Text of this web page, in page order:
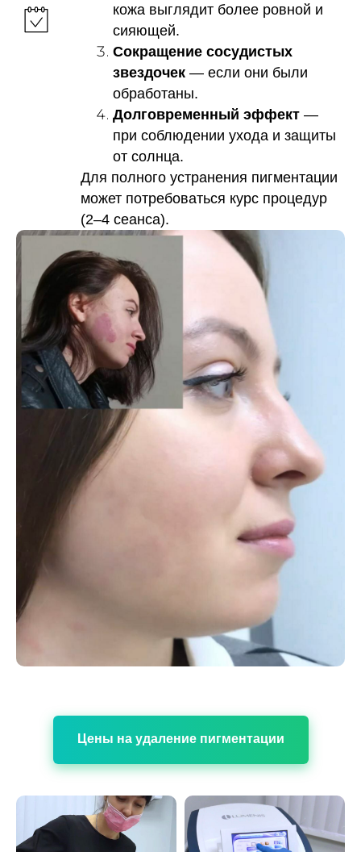
кожа выглядит более ровной и
сияющей.
Сокращение сосудистых
звездочек — если они были
обработаны.
Долговременный эффект —
при соблюдении ухода и защиты
от солнца.
Для полного устранения пигментации
может потребоваться курс процедур
(2–4 сеанса).
Цены на удаление пигментации